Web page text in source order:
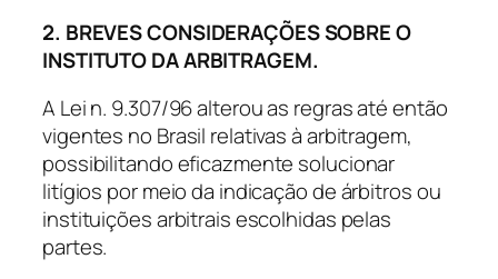
2. BREVES CONSIDERAÇÕES SOBRE O
INSTITUTO DA ARBITRAGEM.
A Lei n. 9.307/96 alterou as regras até então
vigentes no Brasil relativas à arbitragem,
possibilitando eficazmente solucionar
litígios por meio da indicação de árbitros ou
instituições arbitrais escolhidas pelas
partes.